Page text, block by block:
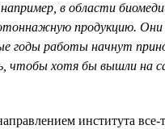
в области
продукцию.
годы работы начнут
чтобы хотя бы вышли на
института все-